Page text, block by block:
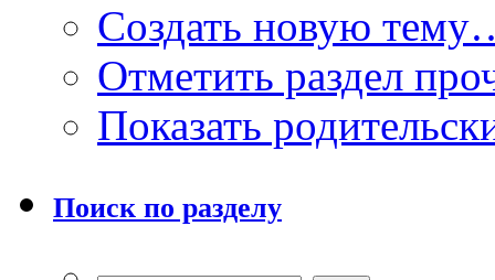
Создать новую
Отметить раздел
Показать
Поиск по разделу